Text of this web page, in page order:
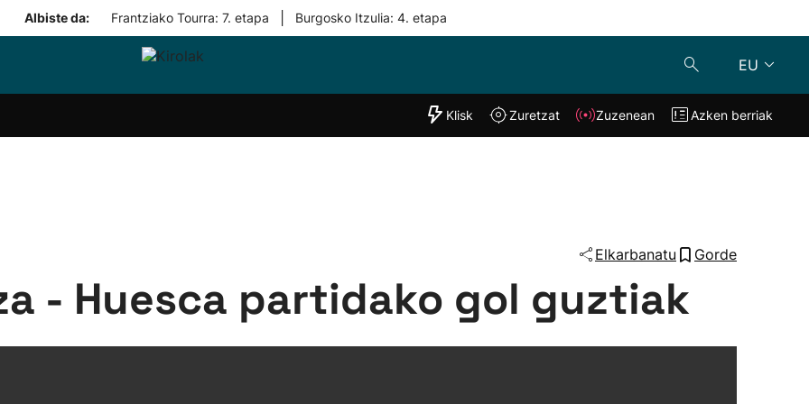
Albiste da: Frantziako Tourra: 7. etapa Burgosko Itzulia: 4. etapa
EU
Taldeak
"Helmuga"
Klisk Zuzenean
Klisk Zuretzat Zuzenean Azken berriak
Elkarbanatu Gorde
- Huesca partidako gol guztiak